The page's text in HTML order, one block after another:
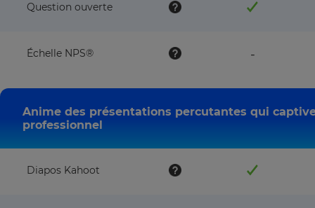
Question ouverte
Échelle NPS®️ -feature
with
plan
Anime des présentations percutantes qui
professionnel
Diapos Kahoot